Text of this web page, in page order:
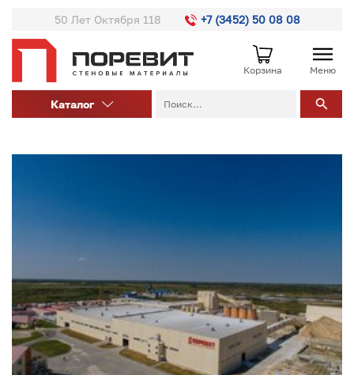
50 Лет Октября 118 +7 (3452) 50 08 08
Корзина Меню
Каталог